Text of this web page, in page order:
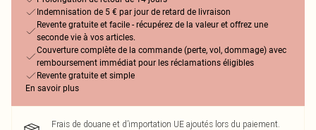
Indemnisation de 5 € par jour de retard de livraison
Revente gratuite et facile - récupérez de la valeur et offrez une
seconde vie à vos articles.
Couverture complète de la commande (perte, vol, dommage) avec
remboursement immédiat pour les réclamations éligibles
Revente gratuite et simple
En savoir plus
Frais de douane et d’importation UE ajoutés lors du paiement.